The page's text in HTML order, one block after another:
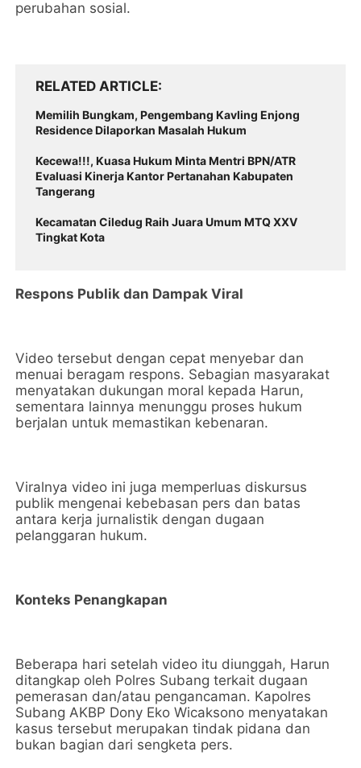
perubahan sosial.
RELATED ARTICLE
Memilih Bungkam, Pengembang Kavling Enjong
Residence Dilaporkan Masalah Hukum
Kecewa!!!, Kuasa Hukum Minta Mentri BPN/ATR
Evaluasi Kinerja Kantor Pertanahan Kabupaten
Tangerang
Kecamatan Ciledug Raih Juara Umum MTQ XXV
Tingkat Kota
Respons Publik dan Dampak Viral
Video tersebut dengan cepat menyebar dan
menuai beragam respons. Sebagian masyarakat
menyatakan dukungan moral kepada Harun,
sementara lainnya menunggu proses hukum
berjalan untuk memastikan kebenaran.
Viralnya video ini juga memperluas diskursus
publik mengenai kebebasan pers dan batas
antara kerja jurnalistik dengan dugaan
pelanggaran hukum.
Konteks Penangkapan
Beberapa hari setelah video itu diunggah, Harun
ditangkap oleh Polres Subang terkait dugaan
pemerasan dan/atau pengancaman. Kapolres
Subang AKBP Dony Eko Wicaksono menyatakan
kasus tersebut merupakan tindak pidana dan
bukan bagian dari sengketa pers.